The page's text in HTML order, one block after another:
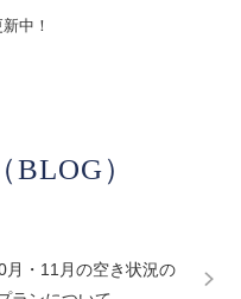
中！
）
月・11月の空き状況の